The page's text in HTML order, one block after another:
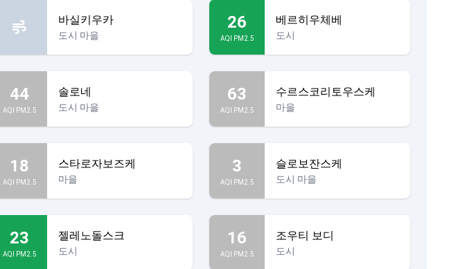
바실키우카
도시 마을
26
AQI PM2.5
베르히우체베
도시
44
AQI PM2.5
솔로네
도시 마을
63
AQI PM2.5
수르스코리토우스케
마을
18
AQI PM2.5
스타로자보즈케
마을
3
AQI PM2.5
슬로보잔스케
도시 마을
23
AQI PM2.5
젤레노돌스크
도시
16
AQI PM2.5
조우티 보디
도시